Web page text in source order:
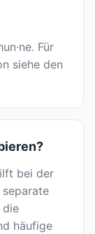
Für
siehe den
bei der
separate
die
häufige